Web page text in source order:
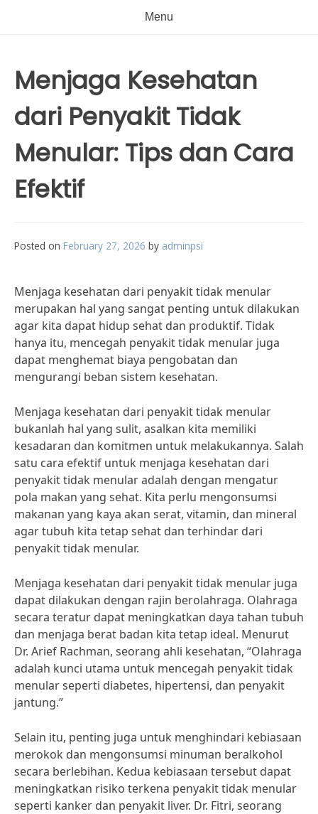
Menu
Menjaga Kesehatan
dari Penyakit Tidak
Menular: Tips dan Cara
Efektif
Posted on February 27, 2026 by adminpsi
Menjaga kesehatan dari penyakit tidak menular
merupakan hal yang sangat penting untuk dilakukan
agar kita dapat hidup sehat dan produktif. Tidak
hanya itu, mencegah penyakit tidak menular juga
dapat menghemat biaya pengobatan dan
mengurangi beban sistem kesehatan.
Menjaga kesehatan dari penyakit tidak menular
bukanlah hal yang sulit, asalkan kita memiliki
kesadaran dan komitmen untuk melakukannya. Salah
satu cara efektif untuk menjaga kesehatan dari
penyakit tidak menular adalah dengan mengatur
pola makan yang sehat. Kita perlu mengonsumsi
makanan yang kaya akan serat, vitamin, dan mineral
agar tubuh kita tetap sehat dan terhindar dari
penyakit tidak menular.
Menjaga kesehatan dari penyakit tidak menular juga
dapat dilakukan dengan rajin berolahraga. Olahraga
secara teratur dapat meningkatkan daya tahan tubuh
dan menjaga berat badan kita tetap ideal. Menurut
Dr. Arief Rachman, seorang ahli kesehatan, “Olahraga
adalah kunci utama untuk mencegah penyakit tidak
menular seperti diabetes, hipertensi, dan penyakit
jantung.”
Selain itu, penting juga untuk menghindari kebiasaan
merokok dan mengonsumsi minuman beralkohol
secara berlebihan. Kedua kebiasaan tersebut dapat
meningkatkan risiko terkena penyakit tidak menular
seperti kanker dan penyakit liver. Dr. Fitri, seorang